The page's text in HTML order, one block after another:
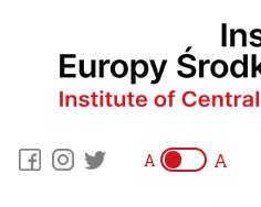
A A